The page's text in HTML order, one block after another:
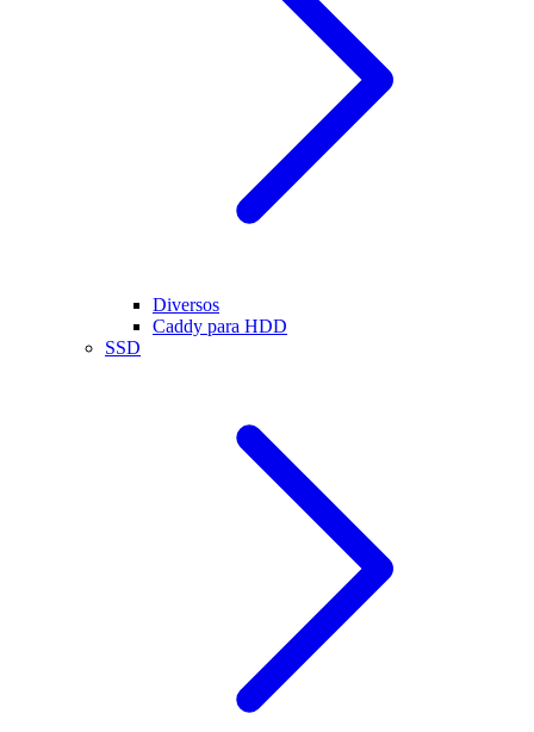
Diversos
Caddy para HDD
SSD